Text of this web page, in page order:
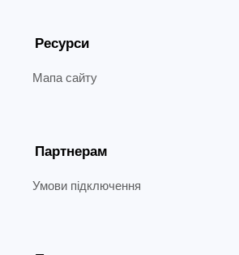
Ресурси
Мапа сайту
Партнерам
Умови підключення